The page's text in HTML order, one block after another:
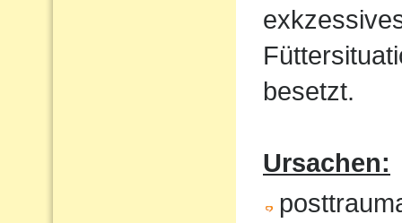
besetzt.
Ursachen: